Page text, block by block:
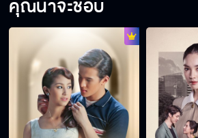
คุณน่าจะชอบ